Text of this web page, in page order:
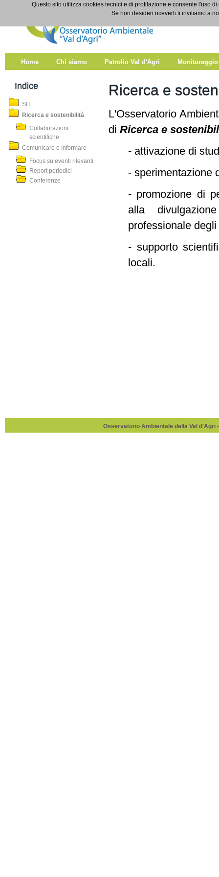
Salta al contenuto
Ricerca e sostenibilità
Home Chi siamo Petrolio Val d'Agri Monitoraggio
Indice
SIT
Ricerca e sostenibilità
Collaborazioni
scientifiche
Comunicare e Informare
Focus su eventi rilevanti
Report periodici
Conferenze
Ricerca e
L'Osservatorio
di Ricerca e
- attivazione di
- sperimentazione
- promozione di
alla
professionale
- supporto
locali.
Osservatorio Ambientale della Val d'Agri
Questo sito utilizza cookies tecnici e di profilazione e consente l'uso
Se non desideri riceverli ti invitiamo a